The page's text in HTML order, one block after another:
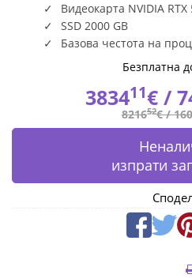
Видеокарта NVIDIA RTX
SSD 2000 GB
Базова честота на
Безплатна
383411€ /
821652€ /
изпрати